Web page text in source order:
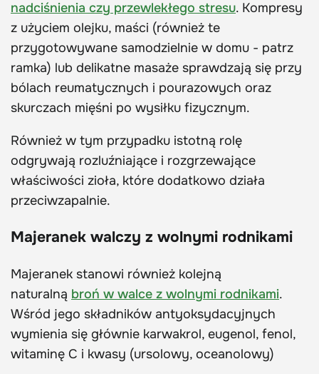
nadciśnienia czy przewlekłego stresu. Kompresy
z użyciem olejku, maści (również te
przygotowywane samodzielnie w domu - patrz
ramka) lub delikatne masaże sprawdzają się przy
bólach reumatycznych i pourazowych oraz
skurczach mięśni po wysiłku fizycznym.
Również w tym przypadku istotną rolę
odgrywają rozluźniające i rozgrzewające
właściwości zioła, które dodatkowo działa
przeciwzapalnie.
Majeranek walczy z wolnymi rodnikami
Majeranek stanowi również kolejną
naturalną broń w walce z wolnymi rodnikami.
Wśród jego składników antyoksydacyjnych
wymienia się głównie karwakrol, eugenol, fenol,
witaminę C i kwasy (ursolowy, oceanolowy)